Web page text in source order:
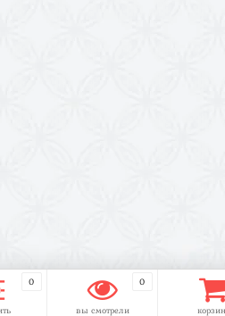
0 0
вы смотрели